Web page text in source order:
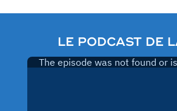
LE PODCAST DE